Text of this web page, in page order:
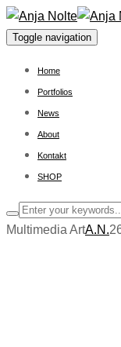
Toggle navigation
Home
Portfolios
News
About
Kontakt
SHOP
Multimedia ArtA.N.